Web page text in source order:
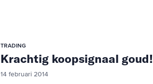
TRADING
Krachtig koopsignaal goud!
14 februari 2014